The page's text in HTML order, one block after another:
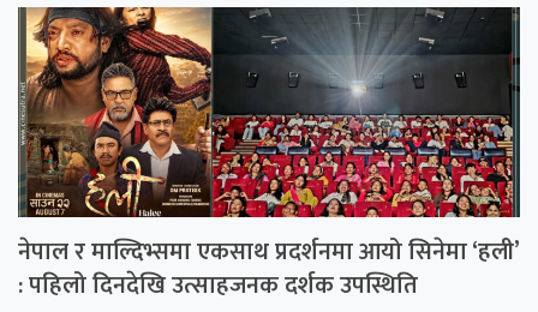
नेपाल र माल्दिभ्समा एकसाथ प्रदर्शनमा आयो सिनेमा ‘हली’
: पहिलो दिनदेखि उत्साहजनक दर्शक उपस्थिति